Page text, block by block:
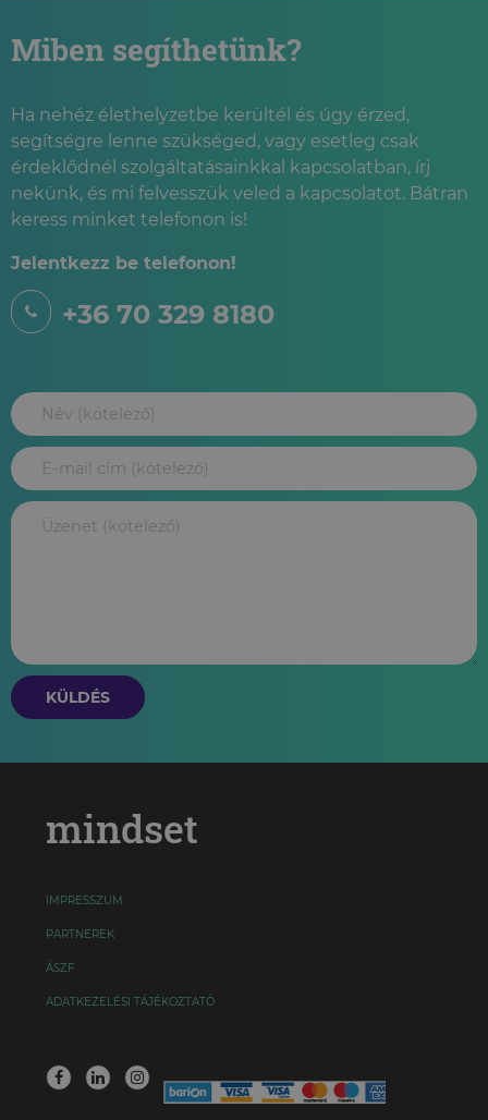
Miben segíthetünk?
Ha nehéz élethelyzetbe kerültél és úgy érzed,
segítségre lenne szükséged, vagy esetleg csak
érdeklődnél szolgáltatásainkkal kapcsolatban, írj
nekünk, és mi felvesszük veled a kapcsolatot. Bátran
keress minket telefonon is!
Jelentkezz be telefonon!
+36 70 329 8180
KÜLDÉS
mindset
IMPRESSZUM
PARTNEREK
ÁSZF
ADATKEZELÉSI TÁJÉKOZTATÓ